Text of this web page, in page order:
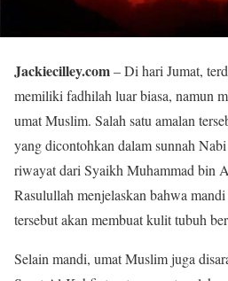
Jackiecilley.com– Di hari Jumat,
memiliki fadhilah luar biasa, namun
umat Muslim. Salah satu amalan
yang dicontohkan dalam sunnah
riwayat dari Syaikh Muhammad bin
Rasulullah menjelaskan bahwa
tersebut akan membuat kulit tubuh
Selain mandi, umat Muslim juga